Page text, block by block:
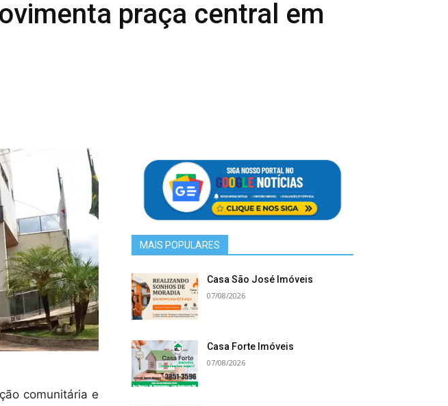
praça central em
comunitária e
MAIS POPULARES
Casa São José Imóveis
07/08/2026
Casa Forte Imóveis
07/08/2026